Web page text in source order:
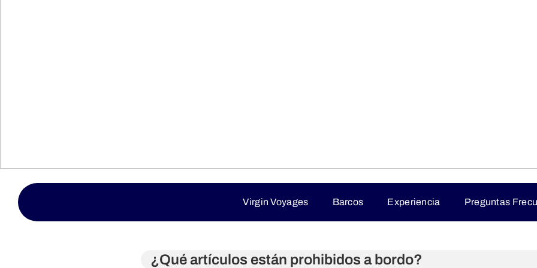
Virgin Voyages Barcos Experiencia Preguntas
¿Qué artículos están prohibidos a bordo?